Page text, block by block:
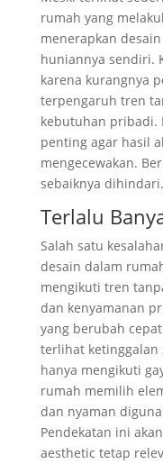
rumah yang
menerapkan
huniannya sendiri.
karena kurangnya
terpengaruh tren
kebutuhan pribadi.
penting agar hasil
mengecewakan.
sebaiknya dihindari.
Terlalu
Salah satu
desain dalam
mengikuti tren
dan kenyamanan
yang berubah
terlihat ketinggalan
hanya mengikuti
rumah memilih
dan nyaman
Pendekatan ini
aesthetic tetap